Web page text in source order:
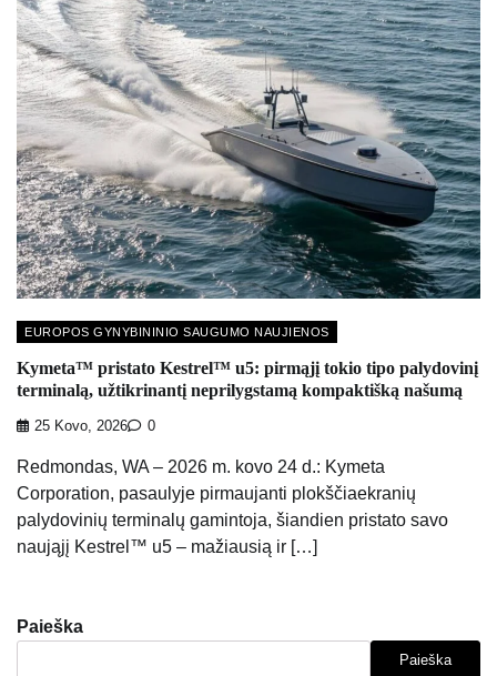
EUROPOS GYNYBININIO SAUGUMO NAUJIENOS
Kymeta™ pristato Kestrel™ u5: pirmąjį tokio tipo palydovinį
terminalą, užtikrinantį neprilygstamą kompaktišką našumą
25 Kovo, 2026 0
Redmondas, WA – 2026 m. kovo 24 d.: Kymeta
Corporation, pasaulyje pirmaujanti plokščiaekranių
palydovinių terminalų gamintoja, šiandien pristato savo
naująjį Kestrel™ u5 – mažiausią ir […]
Paieška
Paieška